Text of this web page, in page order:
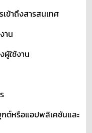
ข้าถึงสารสนเทศ
าน
ใช้งาน
กต์หรือแอปพลิเคชันและ